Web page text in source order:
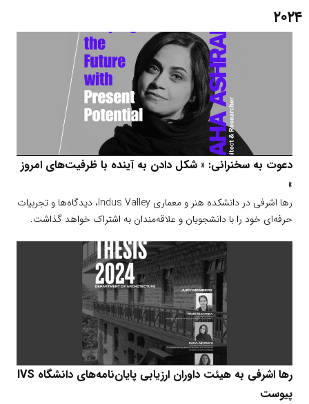
۲۰۲۴
دعوت به سخنرانی: « شکل دادن به آینده با ظرفیت‌های امروز
»
رها اشرفی در دانشکده هنر و معماری Indus Valley، دیدگاه‌ها و تجربیات
حرفه‌ای خود را با دانشجویان و علاقه‌مندان به اشتراک خواهد گذاشت.
رها اشرفی به هیئت داوران ارزیابی پایان‌نامه‌های دانشگاه IVS
پیوست